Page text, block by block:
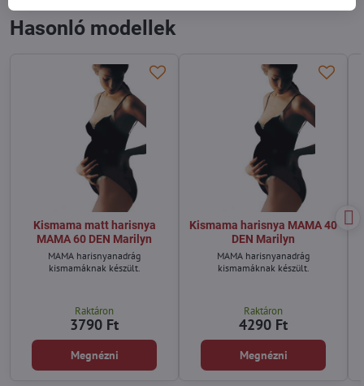
Hasonló modellek
Kismama matt harisnya
MAMA 60 DEN Marilyn
MAMA harisnyanadrág
kismamáknak készült.
Raktáron
3790 Ft
Megnézni
Kismama harisnya MAMA 40
DEN Marilyn
MAMA harisnyanadrág
kismamáknak készült.
Raktáron
4290 Ft
Megnézni